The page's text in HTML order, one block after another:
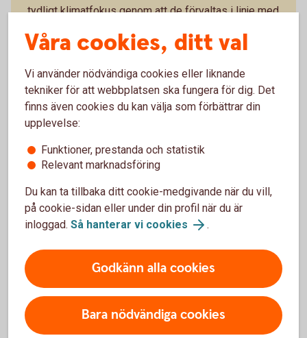
tydligt klimatfokus genom att de förvaltas i linje med
låga utsläpp av växthusgaser premieras. Det finns
Access Edge USA
Access Edge Global
Access Edge Europe
Access Edge Sweden
Access Edge Emerging Markets
Swedbank Robur Access Edge – se utveckling
Indexfonder och indexnära fonder
– för vem och varför?
Våra cookies, ditt val
Vi använder nödvändiga cookies eller liknande
tekniker för att webbplatsen ska fungera för dig. Det
finns även cookies du kan välja som förbättrar din
upplevelse:
Funktioner, prestanda och statistik
Relevant marknadsföring
Du kan ta tillbaka ditt cookie-medgivande när du vill,
på cookie-sidan eller under din profil när du är
inloggad. Så hanterar vi cookies .
Godkänn alla cookies
Bara nödvändiga cookies